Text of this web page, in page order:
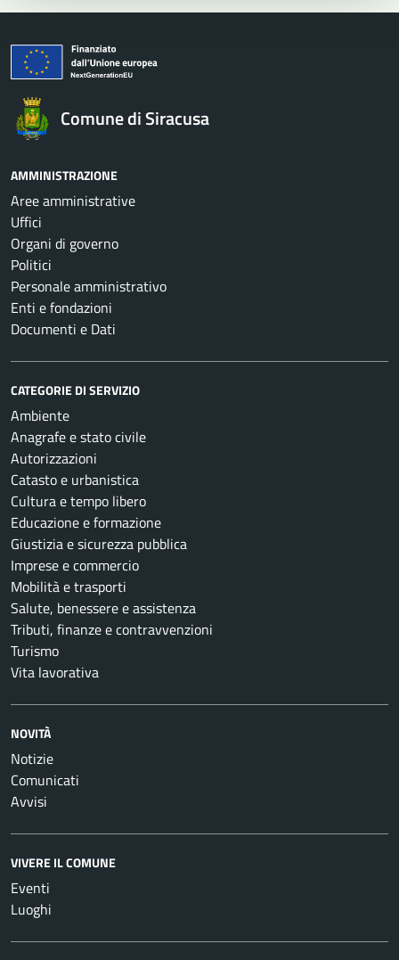
Comune di Siracusa
AMMINISTRAZIONE
Aree amministrative
Uffici
Organi di governo
Politici
Personale amministrativo
Enti e fondazioni
Documenti e Dati
CATEGORIE DI SERVIZIO
Ambiente
Anagrafe e stato civile
Autorizzazioni
Catasto e urbanistica
Cultura e tempo libero
Educazione e formazione
Giustizia e sicurezza pubblica
Imprese e commercio
Mobilità e trasporti
Salute, benessere e assistenza
Tributi, finanze e contravvenzioni
Turismo
Vita lavorativa
NOVITÀ
Notizie
Comunicati
Avvisi
VIVERE IL COMUNE
Eventi
Luoghi